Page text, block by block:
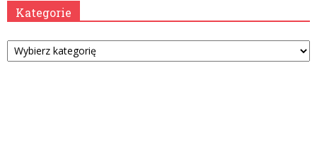
Kategorie
Kategorie